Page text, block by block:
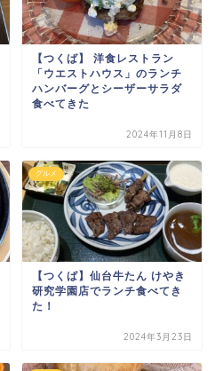
【つくば】 洋食レストラン
「ウエストハウス」のランチ
ハンバーグとシーザーサラダ
食べてきた
2024年11月8日
グルメ
【つくば】仙台牛たん けやき
研究学園店でランチ食べてき
た！
2024年3月23日